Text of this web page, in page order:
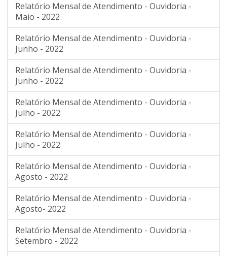
Relatório Mensal de Atendimento - Ouvidoria -
Maio - 2022
Relatório Mensal de Atendimento - Ouvidoria -
Junho - 2022
Relatório Mensal de Atendimento - Ouvidoria -
Junho - 2022
Relatório Mensal de Atendimento - Ouvidoria -
Julho - 2022
Relatório Mensal de Atendimento - Ouvidoria -
Julho - 2022
Relatório Mensal de Atendimento - Ouvidoria -
Agosto - 2022
Relatório Mensal de Atendimento - Ouvidoria -
Agosto- 2022
Relatório Mensal de Atendimento - Ouvidoria -
Setembro - 2022